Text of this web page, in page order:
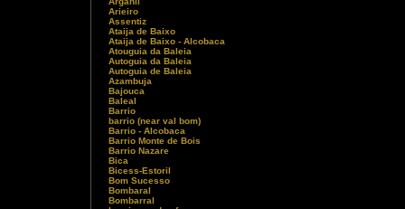
Arieiro
Assentiz
Ataija de Baixo
Ataija de Baixo - Alcobaca
Atouguia da Baleia
Autoguia da Baleia
Autoguia de Baleia
Azambuja
Bajouca
Baleal
Barrio
barrio (near val bom)
Barrio - Alcobaca
Barrio Monte de Bois
Barrio Nazare
Bica
Bicess-Estoril
Bom Sucesso
Bombaral
Bombarral